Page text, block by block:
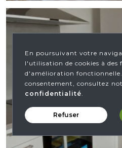
appartement
colocation
ville d'Olivet
Rénovation
En poursuivant votre
l'utilisation de cookies à des
d'amélioration
consentement, consultez
confidentialité.
Refuser